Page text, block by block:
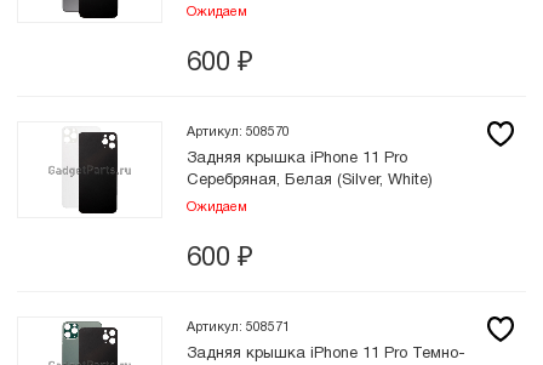
Ожидаем
600 ₽
Артикул: 508570
Задняя крышка iPhone 11 Pro
Серебряная, Белая (Silver, White)
Ожидаем
600 ₽
Артикул: 508571
Задняя крышка iPhone 11 Pro Темно-